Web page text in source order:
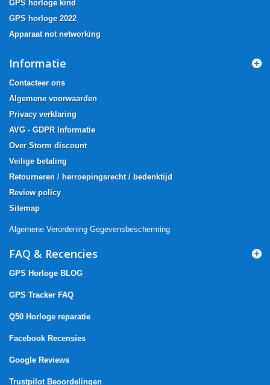
GPS horloge kind
GPS horloge 2022
Apparaat not networking
Informatie
Contacteer ons
Algemene voorwaarden
Privacy verklaring
AVG - GDPR Informatie
Over Storm discount
Veilige betaling
Retourneren / herroepingsrecht / bedenktijd
Review policy
Sitemap
Algemene Verordening Gegevensbescherming
FAQ & Recencies
GPS Horloge BLOG
GPS Tracker FAQ
Q50 Horloge reparatie
Facebook Recensies
Google Reviews
Trustpilot Beoordelingen